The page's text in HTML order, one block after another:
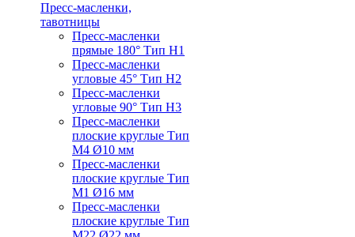
Пресс-масленки,
тавотницы
Пресс-масленки
прямые 180° Тип H1
Пресс-масленки
угловые 45° Тип H2
Пресс-масленки
угловые 90° Тип H3
Пресс-масленки
плоские круглые Тип
M4 Ø10 мм
Пресс-масленки
плоские круглые Тип
M1 Ø16 мм
Пресс-масленки
плоские круглые Тип